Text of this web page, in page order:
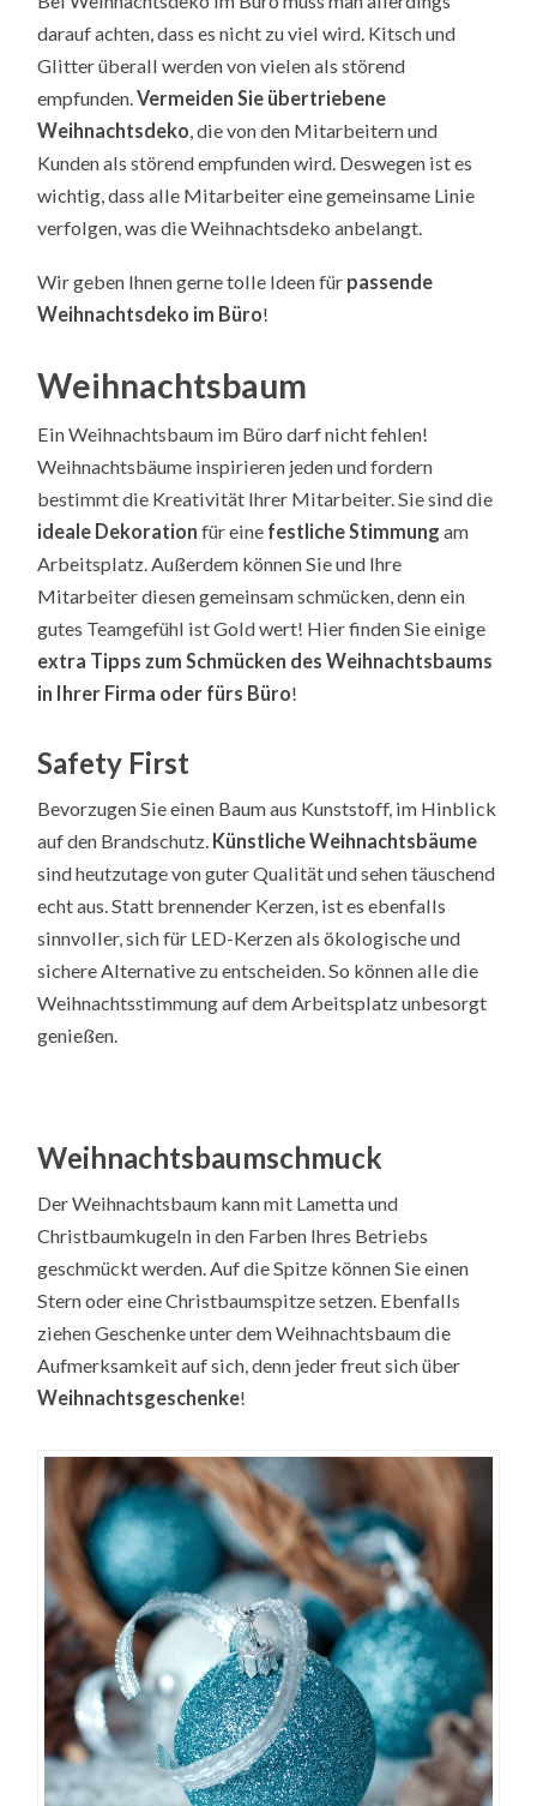
darauf achten, dass es nicht zu viel wird. Kitsch und
Glitter überall werden von vielen als störend
empfunden.Vermeiden Sie übertriebene
Weihnachtsdeko, die von den Mitarbeitern und
Kunden als störend empfunden wird. Deswegen ist es
wichtig, dass alle Mitarbeiter eine gemeinsame Linie
verfolgen, was die Weihnachtsdeko anbelangt.
Wir geben Ihnen gerne tolle Ideen für passende
Weihnachtsdeko im Büro!
Weihnachtsbaum
Ein Weihnachtsbaum im Büro darf nicht fehlen!
Weihnachtsbäume inspirieren jeden und fordern
bestimmt die Kreativität Ihrer Mitarbeiter. Sie sind die
ideale Dekoration für eine festliche Stimmung am
Arbeitsplatz. Außerdem können Sie und Ihre
Mitarbeiter diesen gemeinsam schmücken, denn ein
gutes Teamgefühl ist Gold wert! Hier finden Sie einige
extra Tipps zum Schmücken des Weihnachtsbaums
in Ihrer Firma oder fürs Büro!
Safety First
Bevorzugen Sie einen Baum aus Kunststoff, im Hinblick
auf den Brandschutz. Künstliche Weihnachtsbäume
sind heutzutage von guter Qualität und sehen täuschend
echt aus. Statt brennender Kerzen, ist es ebenfalls
sinnvoller, sich für LED-Kerzen als ökologische und
sichere Alternative zu entscheiden. So können alle die
Weihnachtsstimmung auf dem Arbeitsplatz unbesorgt
genießen.
Weihnachtsbaumschmuck
Der Weihnachtsbaum kann mit Lametta und
Christbaumkugeln in den Farben Ihres Betriebs
geschmückt werden. Auf die Spitze können Sie einen
Stern oder eine Christbaumspitze setzen. Ebenfalls
ziehen Geschenke unter dem Weihnachtsbaum die
Aufmerksamkeit auf sich, denn jeder freut sich über
Weihnachtsgeschenke!